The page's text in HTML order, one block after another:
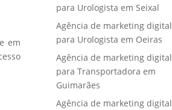
em
para Urologista em Seixal
Agência de marketing digital
para Urologista em Oeiras
Agência de marketing digital
para Transportadora em
Guimarães
Agência de marketing digital